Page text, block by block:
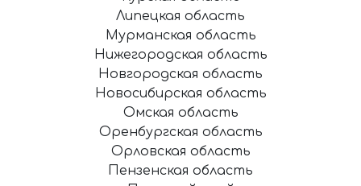
Липецкая область
Мурманская область
Нижегородская область
Новгородская область
Новосибирская область
Омская область
Оренбургская область
Орловская область
Пензенская область